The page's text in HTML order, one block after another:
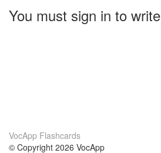
You must sign in to
VocApp Flashcards
© Copyright 2026 VocApp